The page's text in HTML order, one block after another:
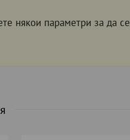
някои параметри за да се